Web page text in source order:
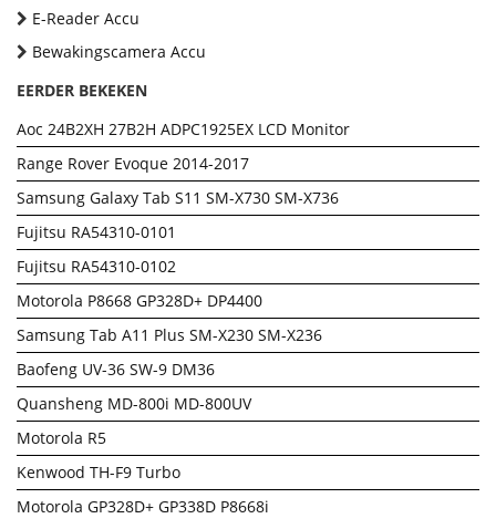
E-Reader Accu
Bewakingscamera Accu
EERDER BEKEKEN
Aoc 24B2XH 27B2H ADPC1925EX LCD Monitor
Range Rover Evoque 2014-2017
Samsung Galaxy Tab S11 SM-X730 SM-X736
Fujitsu RA54310-0101
Fujitsu RA54310-0102
Motorola P8668 GP328D+ DP4400
Samsung Tab A11 Plus SM-X230 SM-X236
Baofeng UV-36 SW-9 DM36
Quansheng MD-800i MD-800UV
Motorola R5
Kenwood TH-F9 Turbo
Motorola GP328D+ GP338D P8668i